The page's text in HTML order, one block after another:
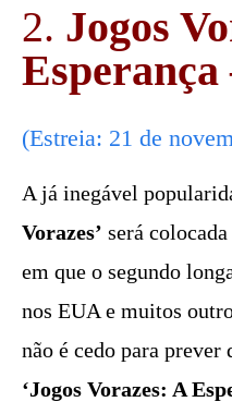
2. Jogos
Esperança
(Estreia: 21 de
A já inegável
Vorazes’ será
em que o segundo
nos EUA e muitos
não é cedo para
‘Jogos Vorazes: A